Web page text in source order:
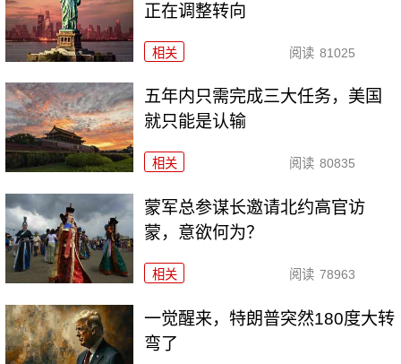
正在调整转向
相关 阅读 81025
五年内只需完成三大任务，美国
就只能是认输
相关 阅读 80835
​蒙军总参谋长邀请北约高官访
蒙，意欲何为？
相关 阅读 78963
一觉醒来，特朗普突然180度大转
弯了